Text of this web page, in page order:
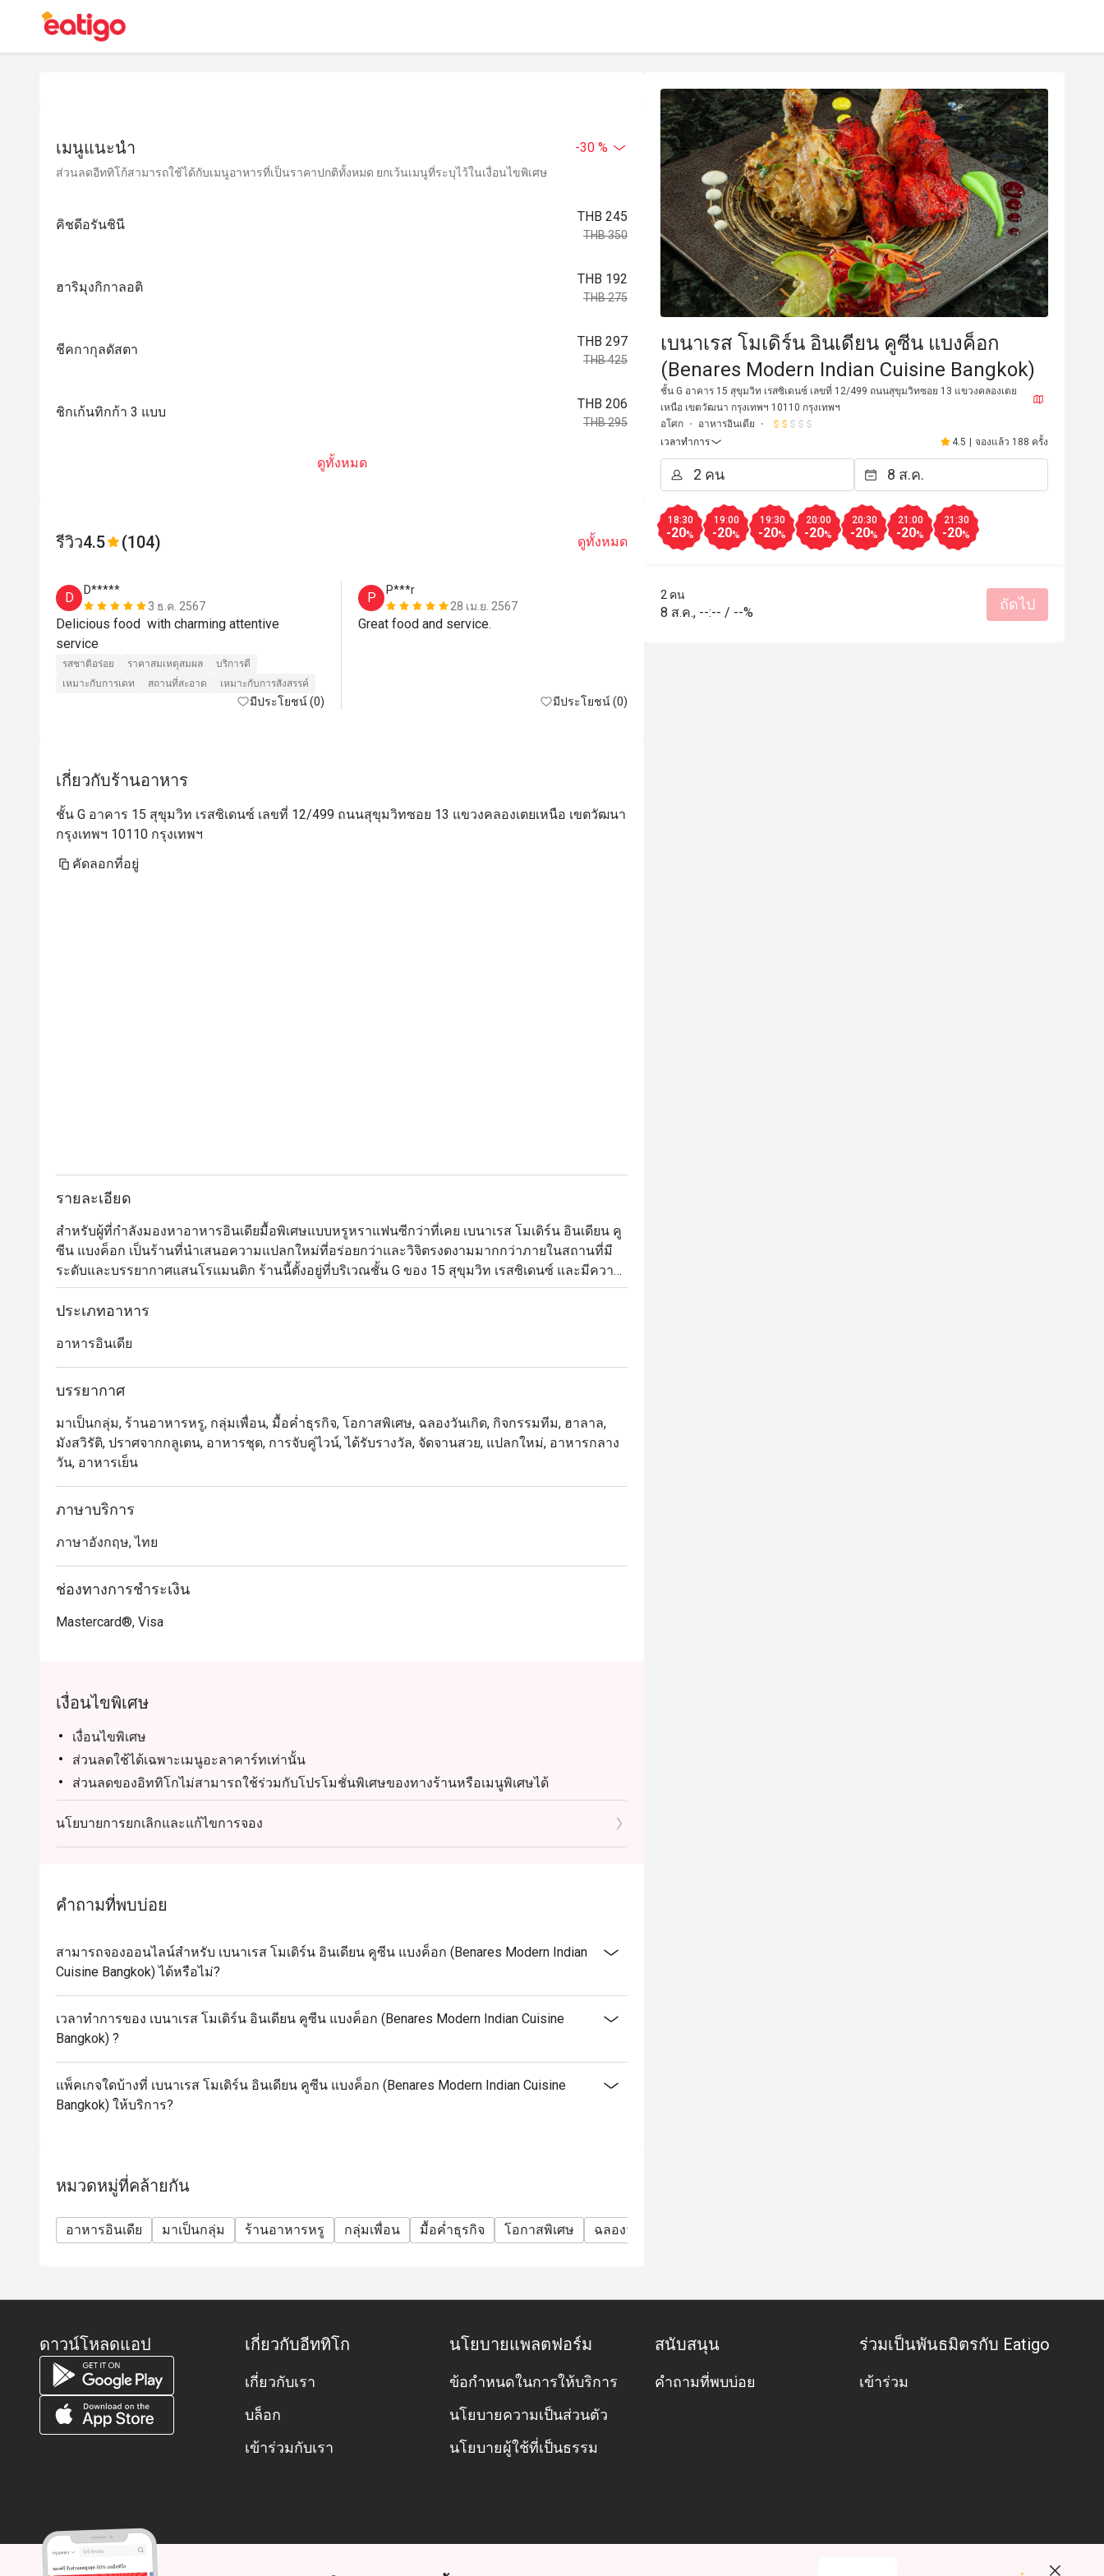
เมนูแนะนำ -30 %
ส่วนลดอีททิโก้สามารถใช้ได้กับเมนูอาหารที่เป็นราคาปกติทั้งหมด ยกเว้นเมนูที่ระบุไว้ในเงื่อนไขพิเศษ
คิชดีอรันชินี
THB 245
THB 350
ฮาริมุงกิกาลอติ
THB 192
THB 275
ชีคกากุลดัสตา
THB 297
THB 425
ชิกเก้นทิกก้า 3 แบบ
THB 206
THB 295
ดูทั้งหมด
รีวิว4.5 (104) ดูทั้งหมด
D
D*****
3 ธ.ค. 2567
Delicious food  with charming attentive
รสชาติอร่อย ราคาสมเหตุสมผล
บริการดี
เหมาะกับการเดท
สถานที่สะอาด เหมาะกับการสังสรรค์
มีประโยชน์ (0)
P
P***r
28 เม.ย. 2567
Great food and service.
มีประโยชน์ (0)
I
The service and food at the restaurant was
P***r
Great food and service
เกี่ยวกับร้านอาหาร
ชั้น G อาคาร 15 สุขุมวิท เรสซิเดนซ์ เลขที่ 12/499 ถนนสุขุมวิทซอย 13 แขวงคลองเตยเหนือ เขตวัฒนา
กรุงเทพฯ 10110 กรุงเทพฯ
คัดลอกที่อยู่
รายละเอียด
สำหรับผู้ที่กำลังมองหาอาหารอินเดียมื้อพิเศษแบบหรูหราแฟนซีกว่าที่เคย เบนาเรส โมเดิร์น อินเดียน คู
ซีน แบงค็อก เป็นร้านที่นำเสนอความแปลกใหม่ที่อร่อยกว่าและวิจิตรงดงามมากกว่าภายในสถานที่มี
ระดับและบรรยากาศแสนโรแมนติก ร้านนี้ตั้งอยู่ที่บริเวณชั้น G ของ 15 สุขุมวิท เรสซิเดนซ์ และมีความ
เชี่ยวชาญในอาหารอินเดียสมัยใหม่มาก โดยได้รับเรตติ้งระดับห้าดาวจากลูกค้าที่เคยไปทาน ทั้งในเรื่อง
อาหาร บรรยากาศ และการบริการ
เมนูของเบเนเรสนั้นได้รับแรงบันดาลใจมาจากวิธีการปรุงแบบอาหารโมเลกุล ซึ่งประยุกต์หลักการทาง
วิทยาศาสตร์ เคมีและฟิสิกส์มาใช้ประกอบการทำอาหารเพื่อสร้างรูปแบบที่ตื่นตาและแปลกใหม่ แต่ถึง
กระนั้นก็ยังสามารถพาคุณย้อนเวลากลับไปสัมผัสกับกลิ่นอายของอาหารอินเดียดั้งเดิมจากยุคก่อนหน้า
ประหลาดใจจนสามารถสัมผัสได้ชัดเจนตั้งแต่คำแรก นอกจากนี้อาหารของเบนาเรสยังประดับจัดจาน
ประเภทอาหาร
อาหารอินเดีย
บรรยากาศ
มาเป็นกลุ่ม, ร้านอาหารหรู, กลุ่มเพื่อน, มื้อค่ำธุรกิจ, โอกาสพิเศษ, ฉลองวันเกิด, กิจกรรมทีม, ฮาลาล,
มังสวิรัติ, ปราศจากกลูเตน, อาหารชุด, การจับคู่ไวน์, ได้รับรางวัล, จัดจานสวย, แปลกใหม่, อาหารกลาง
วัน, อาหารเย็น
ภาษาบริการ
ภาษาอังกฤษ, ไทย
ช่องทางการชำระเงิน
Mastercard®, Visa
เงื่อนไขพิเศษ
เงื่อนไขพิเศษ
ส่วนลดใช้ได้เฉพาะเมนูอะลาคาร์ทเท่านั้น
ส่วนลดของอิททิโกไม่สามารถใช้ร่วมกับโปรโมชั่นพิเศษของทางร้านหรือเมนูพิเศษได้
เมนู Treasure of Benares ไม่สามารถใช้ร่วมกับส่วนลดอิททิโกได้เนื่องจากเป็นเมนูพิเศษและต้องโท
รพรีออเดอร์ก่อนเท่านั้น
นโยบายการยกเลิกและแก้ไขการจอง
คำถามที่พบบ่อย
สามารถจองออนไลน์สำหรับ เบนาเรส โมเดิร์น อินเดียน คูซีน แบงค็อก (Benares Modern Indian
Cuisine Bangkok) ได้หรือไม่?
เวลาทำการของ เบนาเรส โมเดิร์น อินเดียน คูซีน แบงค็อก (Benares Modern Indian Cuisine
Bangkok) ?
แพ็คเกจใดบ้างที่ เบนาเรส โมเดิร์น อินเดียน คูซีน แบงค็อก (Benares Modern Indian Cuisine
Bangkok) ให้บริการ?
หมวดหมู่ที่คล้ายกัน
อาหารอินเดีย มาเป็นกลุ่ม ร้านอาหารหรู กลุ่มเพื่อน มื้อค่ำธุรกิจ โอกาสพิเศษ ฉลองวันเกิด
เบนาเรส โมเดิร์น อินเดียน คูซีน แบงค็อก
(Benares Modern Indian Cuisine Bangkok)
ชั้น G อาคาร 15 สุขุมวิท เรสซิเดนซ์ เลขที่ 12/499 ถนนสุขุมวิทซอย 13 แขวงคลองเตย
เหนือ เขตวัฒนา กรุงเทพฯ 10110 กรุงเทพฯ
อโศก
อาหารอินเดีย
เวลาทำการ
4.5 | จองแล้ว 188 ครั้ง
18:30
-20%
19:00
-20%
19:30
-20%
20:00
-20%
20:30
-20%
21:00
-20%
21:30
-20%
2 คน
8 ส.ค., --:-- / --% ถัดไป
ดาวน์โหลดแอป เกี่ยวกับอีททิโก
เกี่ยวกับเรา
บล็อก
เข้าร่วมกับเรา
นโยบายแพลตฟอร์ม
ข้อกำหนดในการให้บริการ
นโยบายความเป็นส่วนตัว
นโยบายผู้ใช้ที่เป็นธรรม
สนับสนุน
คำถามที่พบบ่อย
ร่วมเป็นพันธมิตรกับ Eatigo
เข้าร่วม